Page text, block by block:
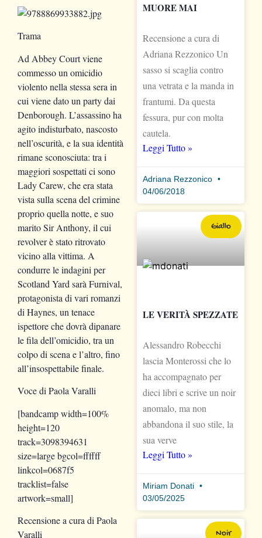
Trama
Ad Abbey Court viene
commesso un omicidio
violento nella stessa sera in
cui viene dato un party dai
Denborough. L’assassino ha
agito indisturbato, nascosto
nell’oscurità, e la sua identità
rimane sconosciuta: tra i
maggiori sospettati ci sono
Lady Carew, che era stata
vista sulla scena del crimine
proprio quella notte, e suo
marito Sir Anthony, il cui
revolver è stato ritrovato
vicino alla vittima. A
condurre le indagini per
Scotland Yard sarà Furnival,
protagonista di vari romanzi
di Haynes, un tenace
ispettore che dovrà dipanare
le fila dell’omicidio, tra un
colpo di scena e l’altro, fino
all’insospettabile finale.
Voce di Paola Varalli
[bandcamp width=100%
height=120
track=3098394631
size=large bgcol=ffffff
linkcol=0687f5
tracklist=false
artwork=small]
Recensione a cura di Paola
Varalli
MUORE MAI
Recensione a cura di
Adriana Rezzonico Un
sasso si scaglia contro
una vetrata e la manda in
frantumi. Da questa
fessura, pur con molta
cautela.
Leggi Tutto »
Adriana Rezzonico
04/06/2018
Giallo
LE VERITÀ SPEZZATE
Alessandro Robecchi
lascia Monterossi che lo
ha accompagnato per
dieci libri e scrive un noir
anomalo, ma non
abbandona il suo stile, la
sua verve
Leggi Tutto »
Miriam Donati
03/05/2025
Noir